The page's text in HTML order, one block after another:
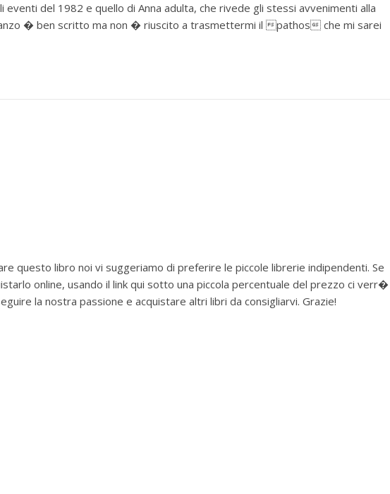
eventi del 1982 e quello di Anna adulta, che rivede gli stessi avvenimenti alla
� ben scritto ma non � riuscito a trasmettermi il pathos che mi sarei
questo libro noi vi suggeriamo di preferire le piccole librerie indipendenti. Se
online, usando il link qui sotto una piccola percentuale del prezzo ci verr�
la nostra passione e acquistare altri libri da consigliarvi. Grazie!